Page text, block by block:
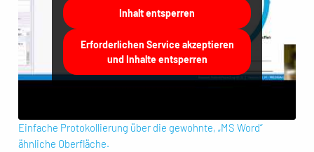
Inhalt entsperren
Erforderlichen Service akzeptieren
und Inhalte entsperren
Einfache Protokollierung über die gewohnte, „MS Word“
ähnliche Oberfläche.